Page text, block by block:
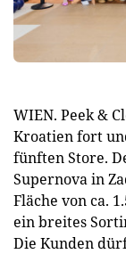
WIEN. Peek &
Kroatien fort
fünften Store.
Supernova in
Fläche von ca.
ein breites
Die Kunden